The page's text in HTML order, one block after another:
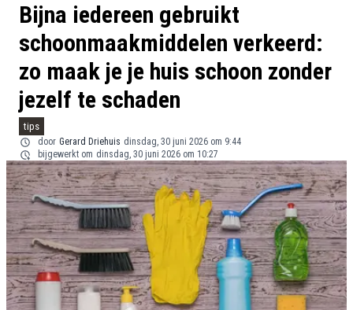
Bijna iedereen gebruikt
schoonmaakmiddelen verkeerd:
zo maak je je huis schoon zonder
jezelf te schaden
tips
door Gerard Driehuis dinsdag, 30 juni 2026 om 9:44
bijgewerkt om dinsdag, 30 juni 2026 om 10:27